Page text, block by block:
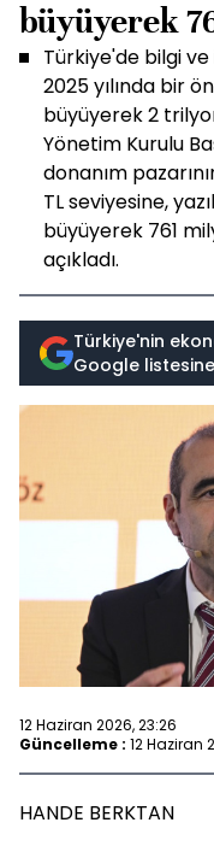
büyüyerek
Türkiye'de bilgi
2025 yılında bir
büyüyerek 2
Yönetim Kurulu
donanım
TL seviyesine,
büyüyerek 761
açıkladı.
Türkiye'nin
Google
12 Haziran 2026, 23:26
Güncelleme : 12 Haziran
HANDE BERKTAN